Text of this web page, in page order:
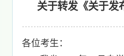
关于转发《关于发
各位考生：